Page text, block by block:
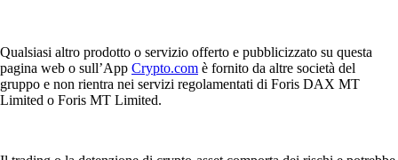
Qualsiasi altro prodotto o servizio offerto e pubblicizzato su questa
pagina web o sull’App Crypto.com è fornito da altre società del
gruppo e non rientra nei servizi regolamentati di Foris DAX MT
Limited o Foris MT Limited.